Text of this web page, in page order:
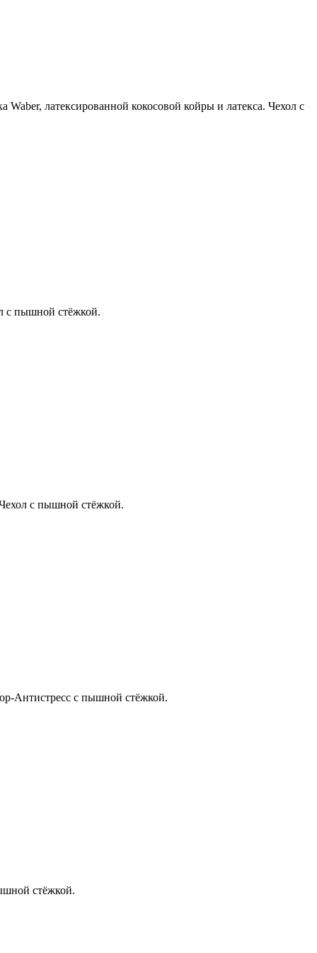
латексированной кокосовой койры и латекса. Чехол с
с пышной стёжкой.
с пышной стёжкой.
Антистресс с пышной стёжкой.
стёжкой.